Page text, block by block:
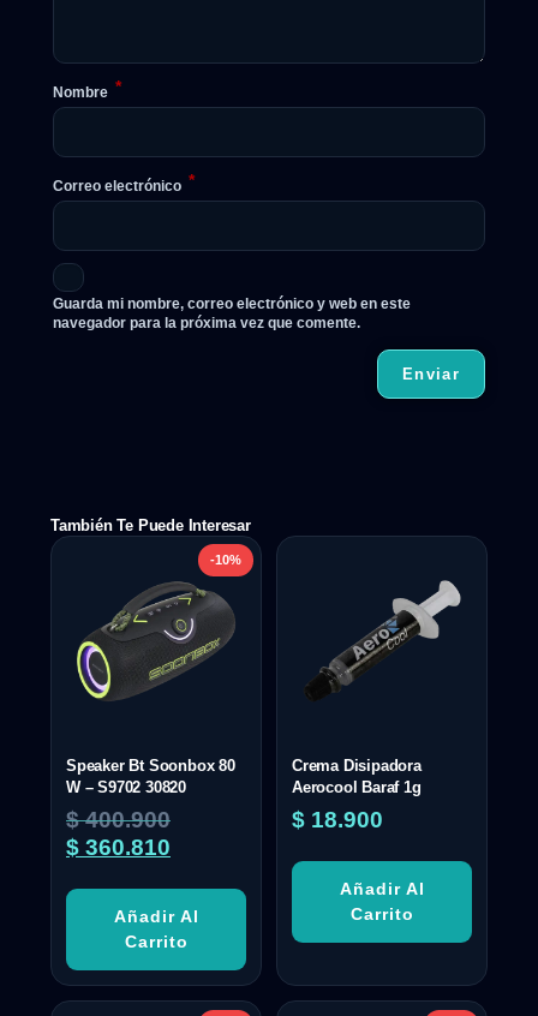
Nombre *
Correo electrónico *
Guarda mi nombre, correo electrónico y web en este
navegador para la próxima vez que comente.
También Te Puede Interesar
-10%
Speaker Bt Soonbox 80
W – S9702 30820
$400.900
$ 360.810
Añadir Al
Carrito
Crema Disipadora
Aerocool Baraf 1g
$ 18.900
Añadir Al
Carrito